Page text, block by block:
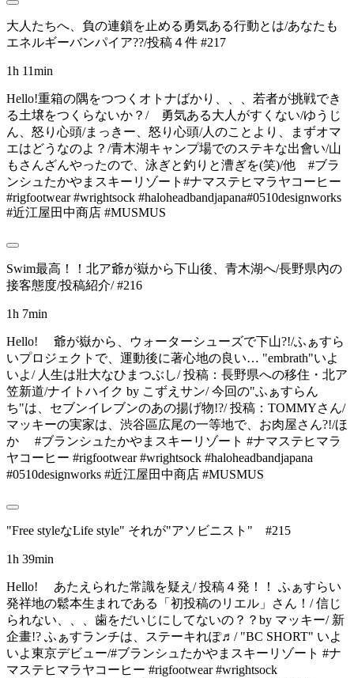
大人たちへ、負の連鎖を止める勇気ある行動とは/あなたも
エネルギーバンパイア??/投稿４件 #217
1h 11min
Hello!重箱の隅をつつくオトナばかり、、、若者が挑戦でき
る土壌をつくらないか？/ 勇気ある大人がすくない/ゆうじ
ん、怒り心頭/まっきー、怒り心頭/人のことより、まずオマ
エはどうなのよ？/青木湖キャンプ場でのステキな出會い/山
もさんざんやったので、泳ぎと釣りと漕ぎを(笑)/他 #ブラ
ンシュたかやまスキーリゾート#ナマステヒマラヤコーヒー
#rigfootwear #wrightsock #haloheadbandjapana#0510designworks
#近江屋田中商店 #MUSMUS
Swim最高！！北ア爺が嶽から下山後、青木湖へ/長野県內の
接客態度/投稿紹介/ #216
1h 7min
Hello! 爺が嶽から、ウォーターシューズで下山?!/ふぁすら
いプロジェクトで、運動後に著心地の良い… "embrath"いよ
いよ/ 人生は壯大なひまつぶし/ 投稿：長野県への移住・北ア
笠新道/ナイトハイク by こずえサン/ 今回の"ふぁすらん
ち"は、セブンイレブンのあの揚げ物!?/ 投稿：TOMMYさん/
マッキーの実家は、渋谷區広尾の一等地で、お肉屋さん?!/ほ
か #ブランシュたかやまスキーリゾート #ナマステヒマラ
ヤコーヒー #rigfootwear #wrightsock #haloheadbandjapana
#0510designworks #近江屋田中商店 #MUSMUS
"Free styleなLife style" それが"アソビニスト" #215
1h 39min
Hello! あたえられた常識を疑え/ 投稿４発！！ ふぁすらい
発祥地の鬆本生まれである「初投稿のリエル」さん！/ 信じ
られない、、、歯をだいじにしてないの？？by マッキー/ 新
企畫!? ふぁすランチは、ステーキれぽ♬/ "BC SHORT" いよ
いよ東京デビュー/#ブランシュたかやまスキーリゾート #ナ
マステヒマラヤコーヒー #rigfootwear #wrightsock